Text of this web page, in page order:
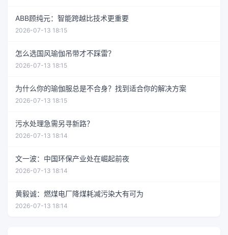
ABB顾纯元：智能跨越比技术更重要
2026-07-13 18:15
怎么选国风瑜伽吊带才不踩雷？
2026-07-13 18:15
为什么你的瑜伽服总是不合身？找到适合你的解决方案
2026-07-13 18:15
污水处理急需另寻新路？
2026-07-13 18:14
文一波：中国环保产业处在崛起前夜
2026-07-13 18:14
黄毅诚：燃煤电厂降煤耗减污染大有可为
2026-07-13 18:14